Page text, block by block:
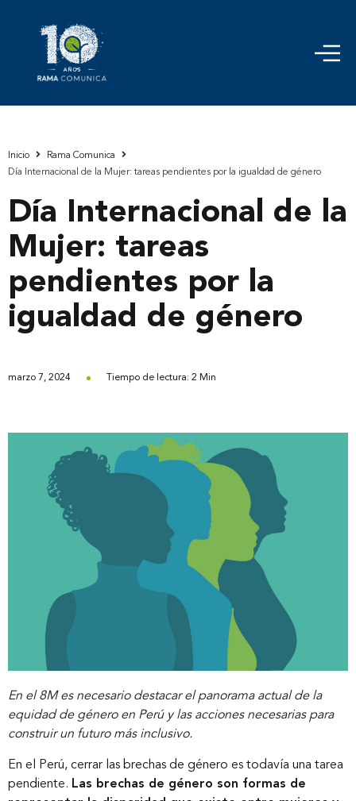
Inicio
Rama Comunica
Día Internacional de la Mujer: tareas pendientes por la igualdad de género
Día Internacional de la
Mujer: tareas
pendientes por la
igualdad de género
marzo 7, 2024 Tiempo de lectura: 2 Min
En el 8M es necesario destacar el panorama actual de la
equidad de género en Perú y las acciones necesarias para
construir un futuro más inclusivo.
En el Perú, cerrar las brechas de género es todavía una tarea
pendiente. Las brechas de género son formas de